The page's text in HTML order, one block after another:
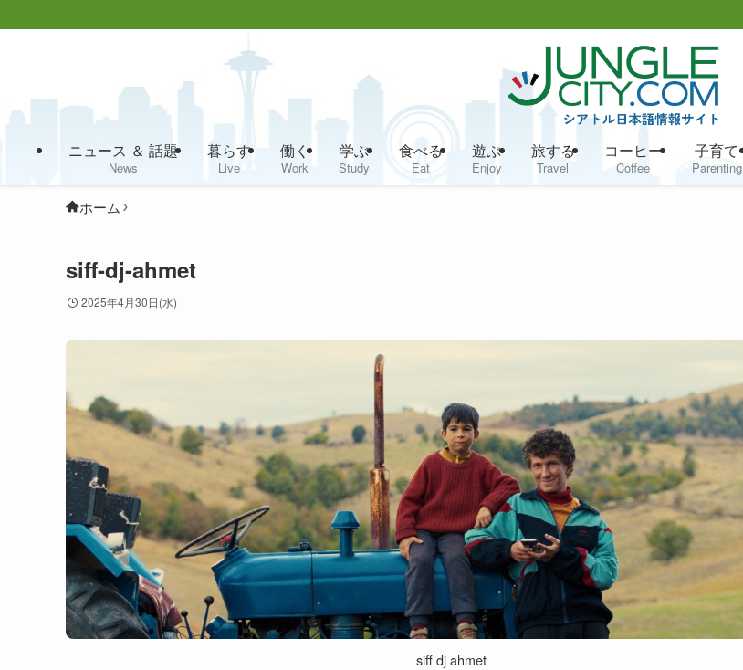
ニュース ＆ 話題
News
暮らす
Live
働く
Work
学ぶ
Study
食べる
Eat
遊ぶ
Enjoy
旅する
Travel
コーヒー
Coffee
子育て
Parenting
ホーム
siff-dj-ahmet
2025年4月30日(水)
siff dj ahmet